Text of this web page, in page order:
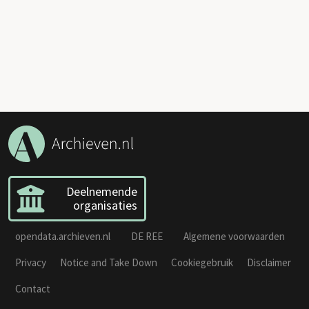
Deelnemende
organisaties
opendata.archieven.nl DE REE
Algemene voorwaarden
Privacy
Notice and Take Down Cookiegebruik
Disclaimer
Contact